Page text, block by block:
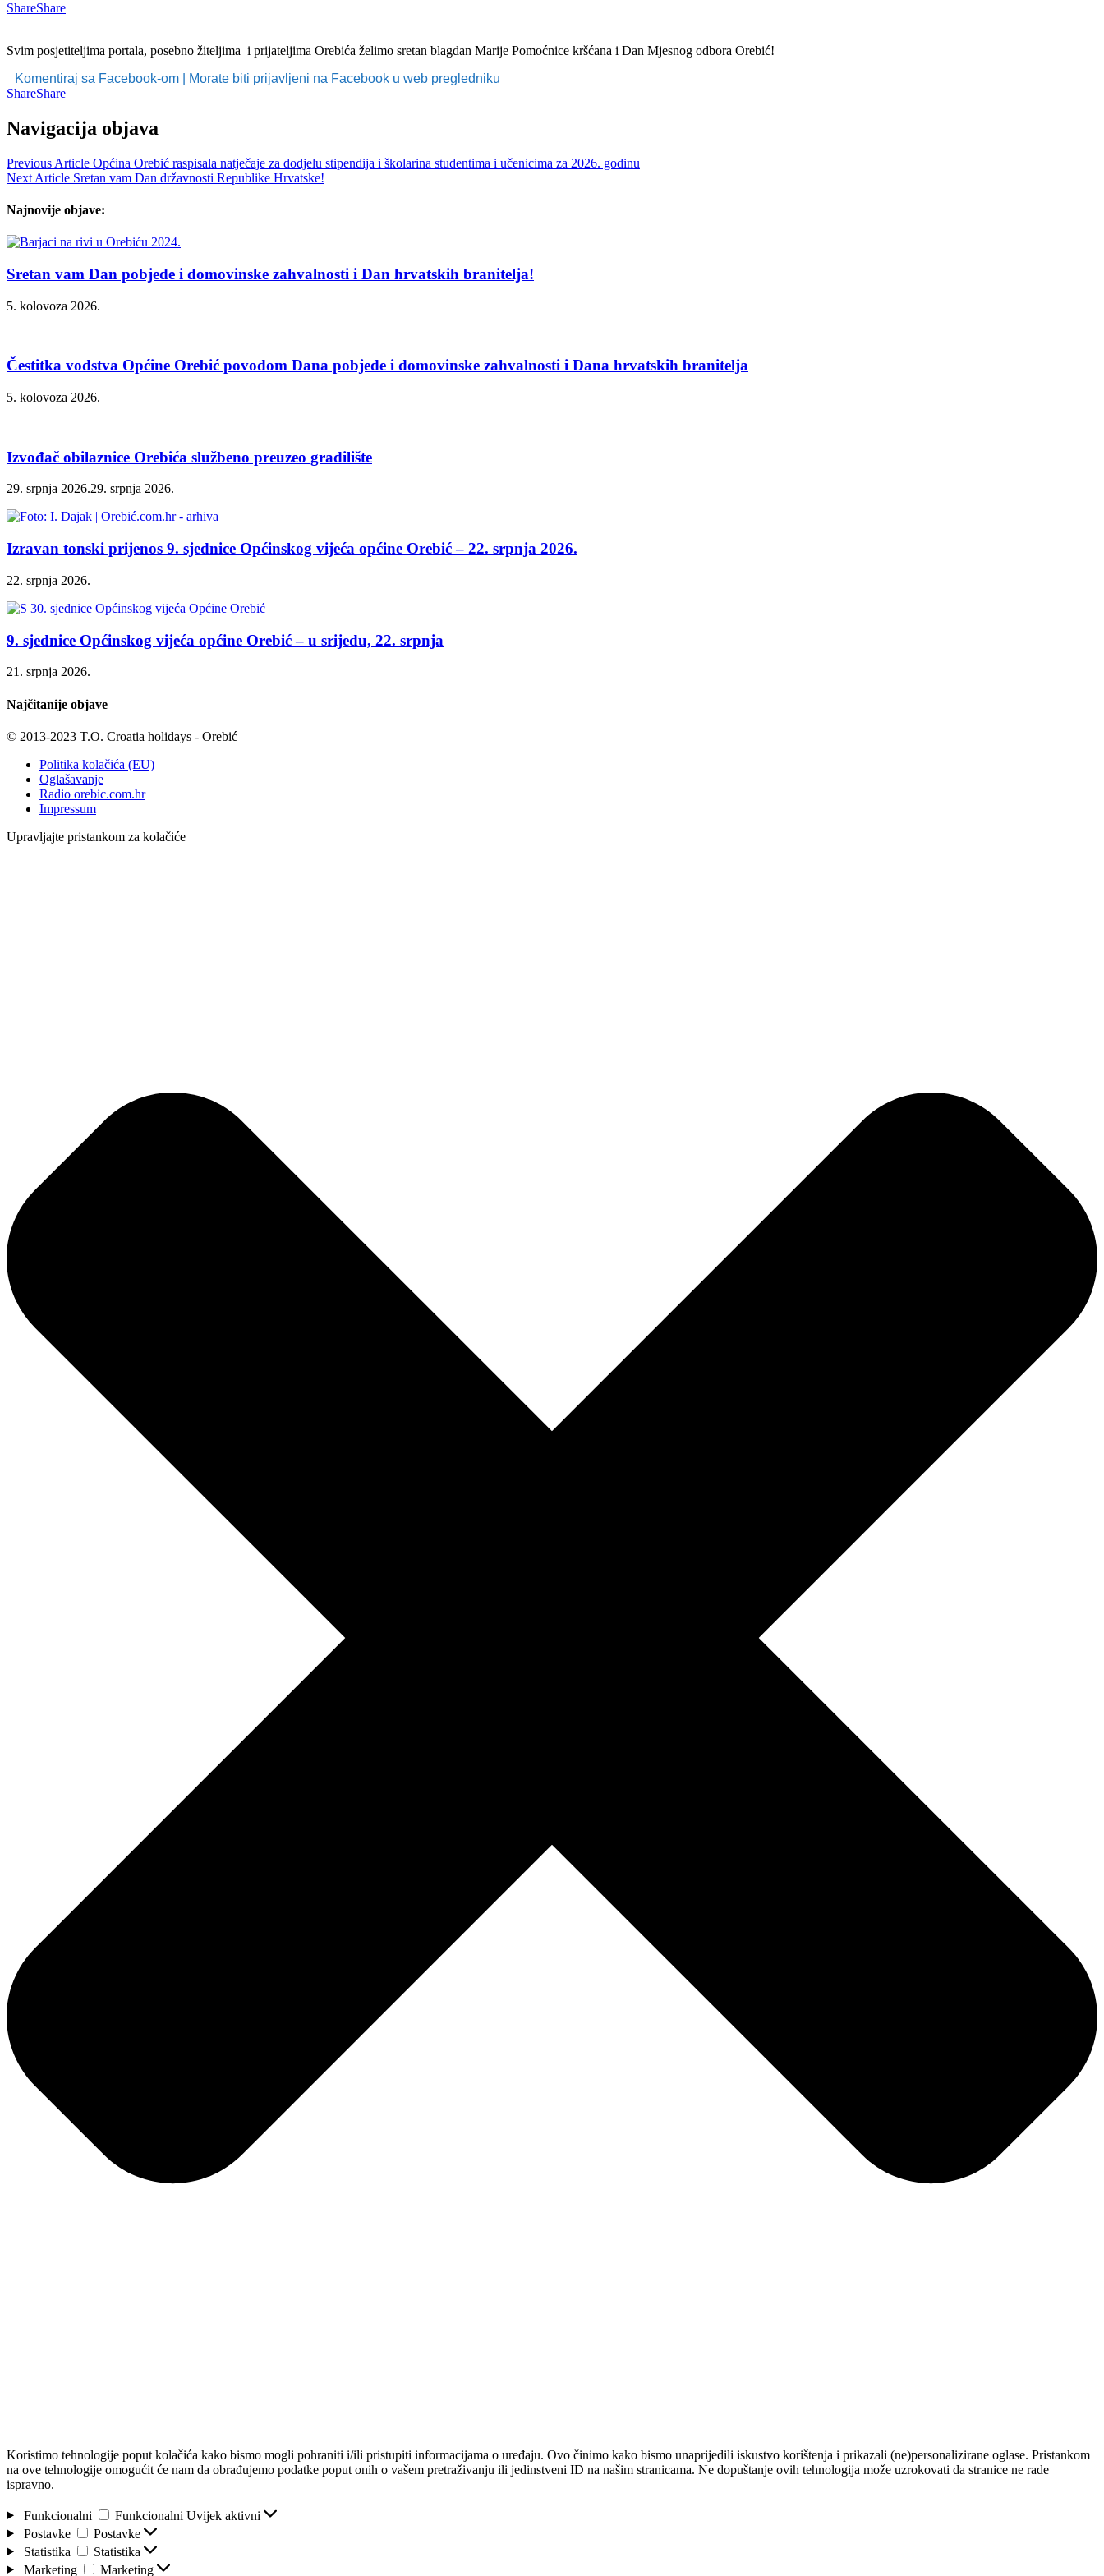
ShareShare
Svim posjetiteljima portala, posebno žiteljima i prijateljima Orebića želimo sretan blagdan Marije Pomoćnice kršćana i Dan Mjesnog odbora Orebić!
Komentiraj sa Facebook-om | Morate biti prijavljeni na Facebook u web pregledniku
ShareShare
Navigacija objava
Previous Article Općina Orebić raspisala natječaje za dodjelu stipendija i školarina studentima i učenicima za 2026. godinu
Next Article Sretan vam Dan državnosti Republike Hrvatske!
Najnovije objave:
Sretan vam Dan pobjede i domovinske zahvalnosti i Dan hrvatskih branitelja!
5. kolovoza 2026.
Čestitka vodstva Općine Orebić povodom Dana pobjede i domovinske zahvalnosti i Dana hrvatskih branitelja
5. kolovoza 2026.
Izvođač obilaznice Orebića službeno preuzeo gradilište
29. srpnja 2026.29. srpnja 2026.
Izravan tonski prijenos 9. sjednice Općinskog vijeća općine Orebić – 22. srpnja 2026.
22. srpnja 2026.
9. sjednice Općinskog vijeća općine Orebić – u srijedu, 22. srpnja
21. srpnja 2026.
Najčitanije objave
© 2013-2023 T.O. Croatia holidays - Orebić
Politika kolačića (EU)
Oglašavanje
Radio orebic.com.hr
Impressum
Upravljajte pristankom za kolačiće
Koristimo tehnologije poput kolačića kako bismo mogli pohraniti i/ili pristupiti informacijama o uređaju. Ovo činimo kako bismo unaprijedili iskustvo korištenja i prikazali (ne)personalizirane oglase. Pristankom
na ove tehnologije omogućit će nam da obrađujemo podatke poput onih o vašem pretraživanju ili jedinstveni ID na našim stranicama. Ne dopuštanje ovih tehnologija može uzrokovati da stranice ne rade
ispravno.
Funkcionalni Funkcionalni Uvijek aktivni
Postavke
Postavke
Statistika
Statistika
Marketing
Marketing